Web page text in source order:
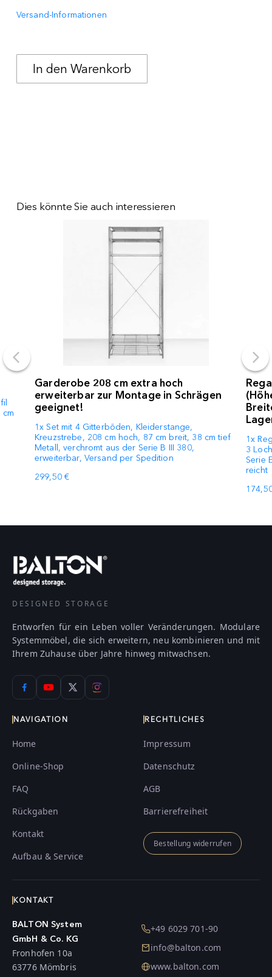
Versand-Informationen
Dies könnte Sie auch interessieren
Garderobe 208 cm extra hoch
erweiterbar zur Montage in Schrägen
geeignet!
1x Set mit 4 Gitterböden, Kleiderstange,
Kreuzstrebe, 208 cm hoch, 87 cm breit, 38 cm tief
Metall, verchromt aus der Serie B III 380,
erweiterbar, Versand per Spedition
299,50 €
1x
3
Serie
reicht
DESIGNED STORAGE
Entworfen für ein Leben voller Veränderungen. Modulare
Systemmöbel, die sich erweitern, neu kombinieren und mit
Ihrem Zuhause über Jahre hinweg mitwachsen.
NAVIGATION
Home
Online-Shop
FAQ
Rückgaben
Kontakt
Aufbau & Service
RECHTLICHES
Impressum
Datenschutz
AGB
Barrierefreiheit
Bestellung widerrufen
KONTAKT
BALTON System
GmbH & Co. KG
Fronhofen 10a
63776 Mömbris
+49 6029 701-90
info@balton.com
www.balton.com